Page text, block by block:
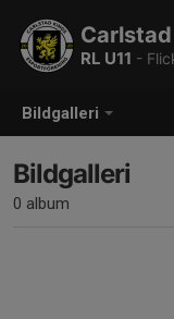
Bildgalleri
RL U11 -
Bildgalleri
0 album